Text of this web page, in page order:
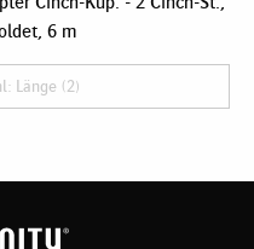
6 m
Länge (2)